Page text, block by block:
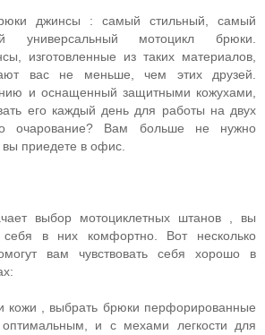
джинсы : самый стильный, самый
универсальный мотоцикл брюки.
изготовленные из таких материалов,
вас не меньше, чем этих друзей.
и оснащенный защитными кожухами,
его каждый день для работы на двух
очарование? Вам больше не нужно
вы приедете в офис.
выбор мотоциклетных штанов , вы
себя в них комфортно. Вот несколько
вам чувствовать себя хорошо в
кожи , выбрать брюки перфорированные
оптимальным, и с мехами легкости для